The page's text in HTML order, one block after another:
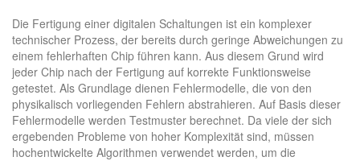
Die Fertigung einer digitalen Schaltungen ist ein komplexer
technischer Prozess, der bereits durch geringe Abweichungen zu
einem fehlerhaften Chip führen kann. Aus diesem Grund wird
jeder Chip nach der Fertigung auf korrekte Funktionsweise
getestet. Als Grundlage dienen Fehlermodelle, die von den
physikalisch vorliegenden Fehlern abstrahieren. Auf Basis dieser
Fehlermodelle werden Testmuster berechnet. Da viele der sich
ergebenden Probleme von hoher Komplexität sind, müssen
hochentwickelte Algorithmen verwendet werden, um die